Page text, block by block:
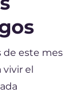
de este mes
vivir el